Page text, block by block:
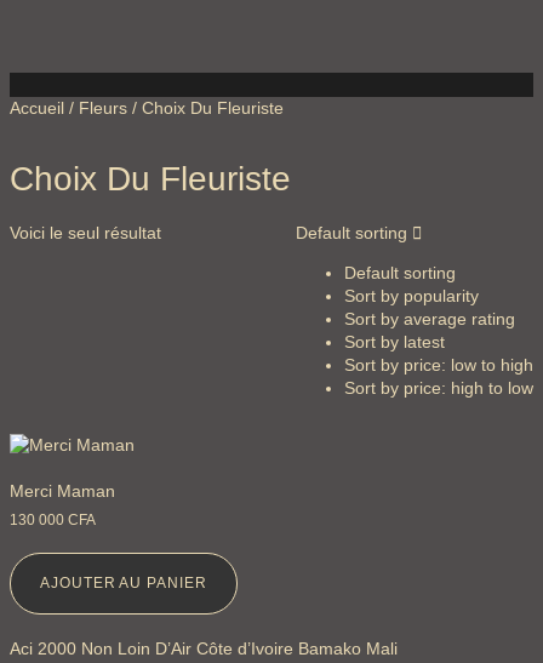
Accueil / Fleurs / Choix Du Fleuriste
Choix Du Fleuriste
Voici le seul résultat Default sorting
Default sorting
Sort by popularity
Sort by average rating
Sort by latest
Sort by price: low to high
Sort by price: high to low
Merci Maman
130 000 CFA
AJOUTER AU PANIER
Aci 2000 Non Loin D’Air Côte d’Ivoire Bamako Mali